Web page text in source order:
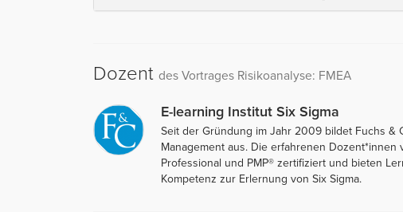
Dozent des Vortrages Risikoanalyse: FMEA
E-learning Institut Six Sigma
Seit der Gründung im Jahr 2009 bildet Fuchs &
Management aus. Die erfahrenen Dozent*innen
Professional und PMP® zertifiziert und bieten
Kompetenz zur Erlernung von Six Sigma.